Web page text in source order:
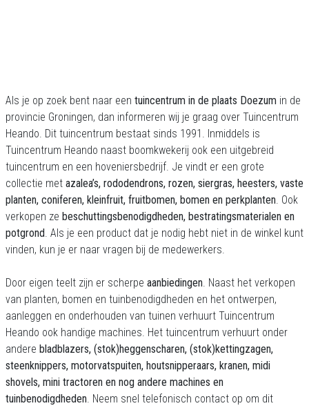
Als je op zoek bent naar een tuincentrum in de plaats Doezum in de
provincie Groningen, dan informeren wij je graag over Tuincentrum
Heando. Dit tuincentrum bestaat sinds 1991. Inmiddels is
Tuincentrum Heando naast boomkwekerij ook een uitgebreid
tuincentrum en een hoveniersbedrijf. Je vindt er een grote
collectie met azalea’s, rododendrons, rozen, siergras, heesters, vaste
planten, coniferen, kleinfruit, fruitbomen, bomen en perkplanten. Ook
verkopen ze beschuttingsbenodigdheden, bestratingsmaterialen en
potgrond. Als je een product dat je nodig hebt niet in de winkel kunt
vinden, kun je er naar vragen bij de medewerkers.
Door eigen teelt zijn er scherpe aanbiedingen. Naast het verkopen
van planten, bomen en tuinbenodigdheden en het ontwerpen,
aanleggen en onderhouden van tuinen verhuurt Tuincentrum
Heando ook handige machines. Het tuincentrum verhuurt onder
andere bladblazers, (stok)heggenscharen, (stok)kettingzagen,
steenknippers, motorvatspuiten, houtsnipperaars, kranen, midi
shovels, mini tractoren en nog andere machines en
tuinbenodigdheden. Neem snel telefonisch contact op om dit